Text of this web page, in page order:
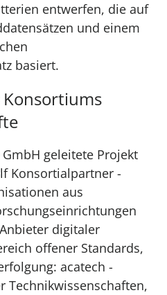
entwerfen, die auf
und einem
basiert.
GmbH geleitete Projekt
Konsortialpartner -
aus
digitaler
offener Standards,
acatech -
Technikwissenschaften,